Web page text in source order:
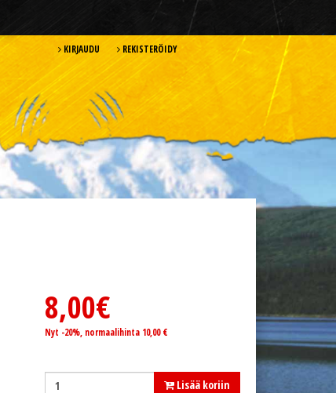
KIRJAUDU REKISTERÖIDY
8,00€
Nyt -20%, normaalihinta 10,00 €
Lisää koriin